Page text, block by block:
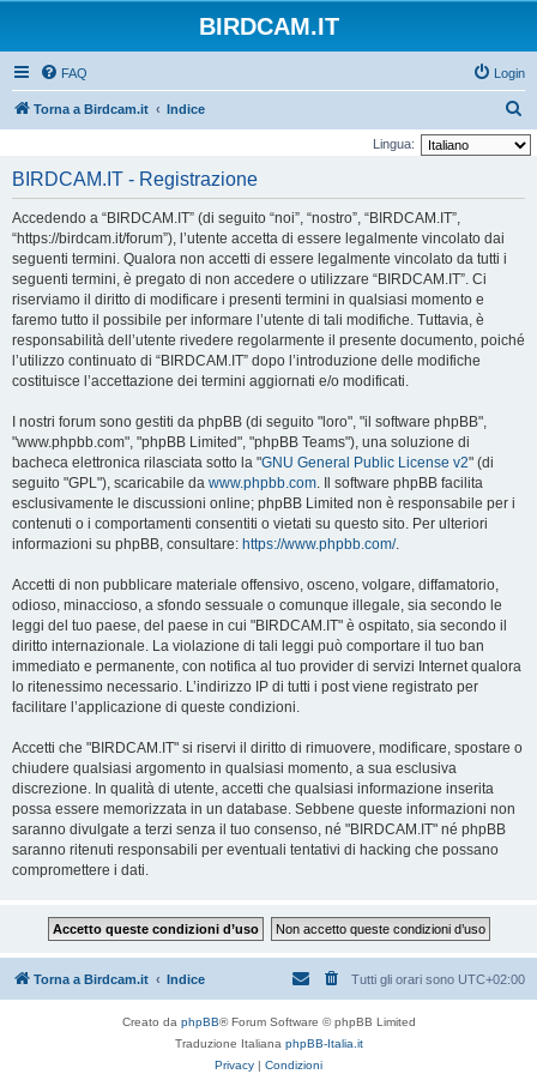
BIRDCAM.IT
FAQ Login
Torna a Birdcam.it Indice
e
Lingua:
BIRDCAM.IT - Registrazione
Accedendo a “BIRDCAM.IT” (di seguito “noi”, “nostro”, “BIRDCAM.IT”,
“https://birdcam.it/forum”), l’utente accetta di essere legalmente vincolato dai
seguenti termini. Qualora non accetti di essere legalmente vincolato da tutti i
seguenti termini, è pregato di non accedere o utilizzare “BIRDCAM.IT”. Ci
riserviamo il diritto di modificare i presenti termini in qualsiasi momento e
faremo tutto il possibile per informare l’utente di tali modifiche. Tuttavia, è
responsabilità dell’utente rivedere regolarmente il presente documento, poiché
l’utilizzo continuato di “BIRDCAM.IT” dopo l’introduzione delle modifiche
costituisce l’accettazione dei termini aggiornati e/o modificati.
I nostri forum sono gestiti da phpBB (di seguito "loro", "il software phpBB",
"www.phpbb.com", "phpBB Limited", "phpBB Teams"), una soluzione di
bacheca elettronica rilasciata sotto la "GNU General Public License v2" (di
seguito "GPL"), scaricabile da www.phpbb.com. Il software phpBB facilita
esclusivamente le discussioni online; phpBB Limited non è responsabile per i
contenuti o i comportamenti consentiti o vietati su questo sito. Per ulteriori
informazioni su phpBB, consultare: https://www.phpbb.com/.
Accetti di non pubblicare materiale offensivo, osceno, volgare, diffamatorio,
odioso, minaccioso, a sfondo sessuale o comunque illegale, sia secondo le
leggi del tuo paese, del paese in cui "BIRDCAM.IT" è ospitato, sia secondo il
diritto internazionale. La violazione di tali leggi può comportare il tuo ban
immediato e permanente, con notifica al tuo provider di servizi Internet qualora
lo ritenessimo necessario. L’indirizzo IP di tutti i post viene registrato per
facilitare l’applicazione di queste condizioni.
Accetti che "BIRDCAM.IT" si riservi il diritto di rimuovere, modificare, spostare o
chiudere qualsiasi argomento in qualsiasi momento, a sua esclusiva
discrezione. In qualità di utente, accetti che qualsiasi informazione inserita
possa essere memorizzata in un database. Sebbene queste informazioni non
saranno divulgate a terzi senza il tuo consenso, né "BIRDCAM.IT" né phpBB
saranno ritenuti responsabili per eventuali tentativi di hacking che possano
compromettere i dati.
Torna a Birdcam.it Indice Tutti gli orari sono UTC+02:00
Creato da phpBB® Forum Software © phpBB Limited
Traduzione Italiana phpBB-Italia.it
Privacy | Condizioni